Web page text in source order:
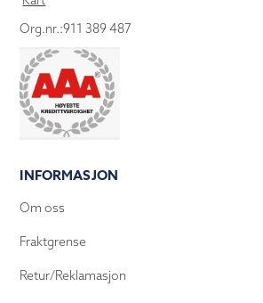
Org.nr.:911 389 487
INFORMASJON
Om oss
Fraktgrense
Retur/Reklamasjon